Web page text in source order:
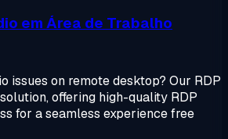
em Área de Trabalho
issues on remote desktop? Our RDP
offering high-quality RDP
for a seamless experience free